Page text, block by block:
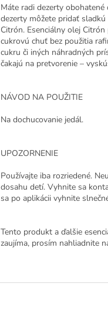
Máte radi dezerty
dezerty môžete pridať
Citrón. Esenciálny olej
cukrovú chuť bez použitia
cukru či iných náhradných
čakajú na pretvorenie –
NÁVOD NA POUŽITIE
Na dochucovanie jedál.
UPOZORNENIE
Používajte iba rozriedené.
dosahu detí. Vyhnite sa
sa po aplikácii vyhnite
Tento produkt a ďalšie
zaujíma, prosím nahliadnite